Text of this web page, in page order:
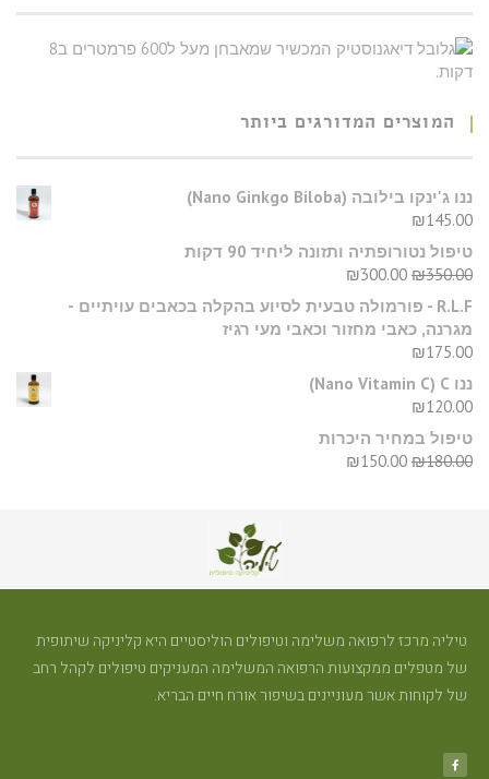
המוצרים המדורגים ביותר
​ננו ג'ינקו בילובה (Nano Ginkgo Biloba)
₪145.00
טיפול נטורופתיה ותזונה ליחיד 90 דקות
₪350.00
₪300.00
R.L.F - פורמולה טבעית לסיוע בהקלה בכאבים עויתיים -
מגרנה, כאבי מחזור וכאבי מעי רגיז
₪175.00
ננו C‏ (Nano Vitamin C)
₪120.00
טיפול במחיר היכרות
₪180.00
₪150.00
טיליה מרכז לרפואה משלימה וטיפולים הוליסטיים היא קליניקה שיתופית
של מטפלים ממקצועות הרפואה המשלימה המעניקים טיפולים לקהל רחב
של לקוחות אשר מעוניינים בשיפור אורח חיים הבריא.